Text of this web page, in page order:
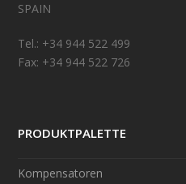
SPAIN
Tel.: +34 944 522 499
Fax: +34 944 522 726
PRODUKTPALETTE
Kompensatoren